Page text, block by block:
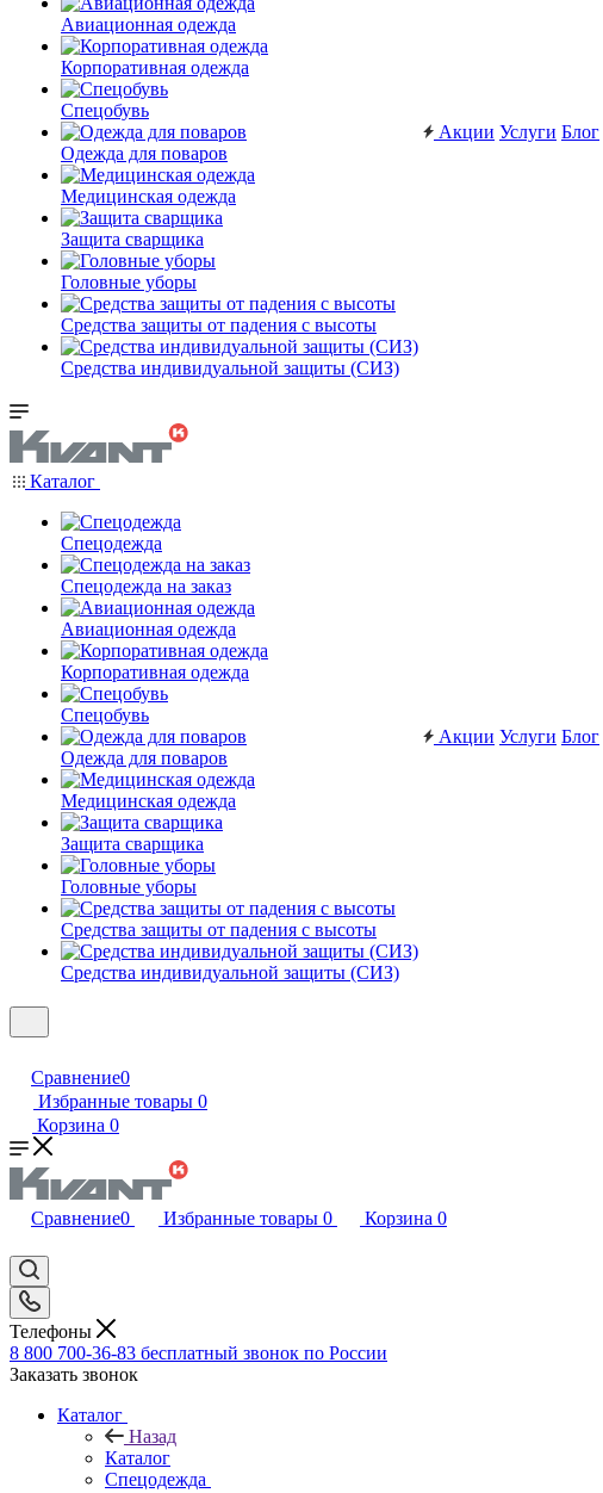
Авиационная одежда
Корпоративная одежда
Спецобувь
Одежда для поваров
Медицинская одежда
Защита сварщика
Головные уборы
Средства защиты от падения с высоты
Средства индивидуальной защиты (СИЗ)
Акции Услуги Блог
Каталог
Спецодежда
Спецодежда на заказ
Авиационная одежда
Корпоративная одежда
Спецобувь
Одежда для поваров
Медицинская одежда
Защита сварщика
Головные уборы
Средства защиты от падения с высоты
Средства индивидуальной защиты (СИЗ)
Акции Услуги Блог
Сравнение0
Избранные товары 0
Корзина 0
Сравнение0 Избранные товары 0 Корзина 0
Телефоны
8 800 700-36-83 бесплатный звонок по России
Заказать звонок
Каталог
Назад
Каталог
Спецодежда